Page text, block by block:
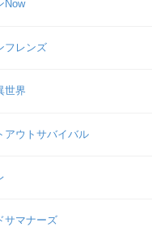
Now
フレンズ
世界
アウトサバイバル
サマナーズ